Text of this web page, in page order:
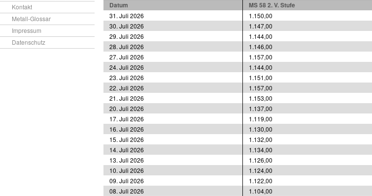
Datum MS 58 2. V. Stufe
31. Juli 2026
1.150,00
30. Juli 2026
1.147,00
29. Juli 2026
1.144,00
28. Juli 2026
1.146,00
27. Juli 2026
1.157,00
24. Juli 2026
1.144,00
23. Juli 2026
1.151,00
22. Juli 2026
1.157,00
21. Juli 2026
1.153,00
20. Juli 2026
1.137,00
17. Juli 2026
1.119,00
16. Juli 2026
1.130,00
15. Juli 2026
1.132,00
14. Juli 2026
1.134,00
13. Juli 2026
1.126,00
10. Juli 2026
1.124,00
09. Juli 2026
1.122,00
08. Juli 2026
1.104,00
Kontakt
Metall-Glossar
Impressum
Datenschutz